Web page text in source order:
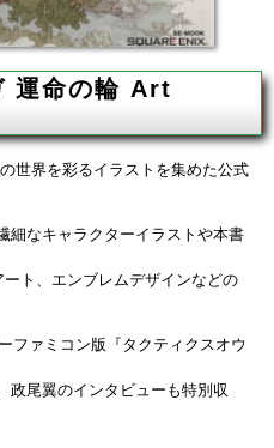
運命の輪 Art
世界を彩るイラストを集めた公式
細なキャラクターイラストや本書
ト、エンブレムデザインなどの
ファミコン版『タクティクスオウ
政尾翼のインタビューも特別収